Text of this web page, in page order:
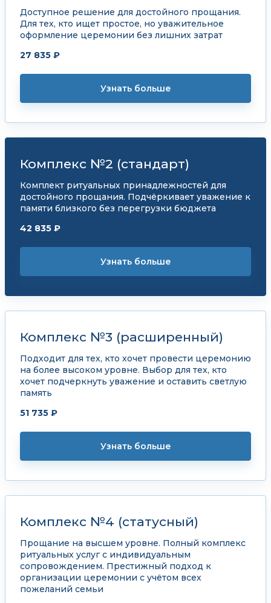
Доступное решение для достойного прощания.
Для тех, кто ищет простое, но уважительное
оформление церемонии без лишних затрат
27 835 ₽
Узнать больше
Комплекс №2 (стандарт)
Комплект ритуальных принадлежностей для
достойного прощания. Подчёркивает уважение к
памяти близкого без перегрузки бюджета
42 835 ₽
Узнать больше
Комплекс №3 (расширенный)
Подходит для тех, кто хочет провести церемонию
на более высоком уровне. Выбор для тех, кто
хочет подчеркнуть уважение и оставить светлую
память
51 735 ₽
Узнать больше
Комплекс №4 (статусный)
Прощание на высшем уровне. Полный комплекс
ритуальных услуг с индивидуальным
сопровождением. Престижный подход к
организации церемонии с учётом всех
пожеланий семьи